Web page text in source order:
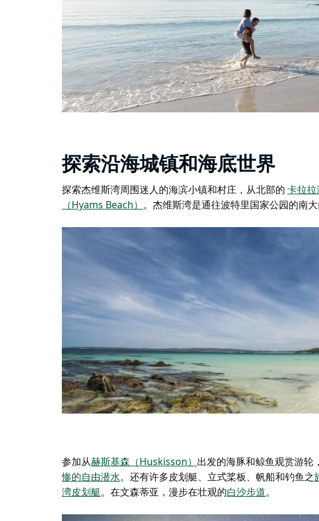
探索沿海城镇和海底世界
探索杰维斯湾周围迷人的海滨小镇和村庄，从北部的 卡拉拉
（Hyams Beach） 。杰维斯湾是通往波特里国家公园的南大
参加从赫斯基森（Huskisson） 出发的海豚和鲸鱼观赏游轮
惨的自由潜水。还有许多皮划艇、立式桨板、帆船和钓鱼之
湾皮划艇。在文森蒂亚，漫步在壮观的白沙步道。